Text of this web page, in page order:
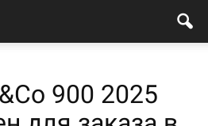
900 2025